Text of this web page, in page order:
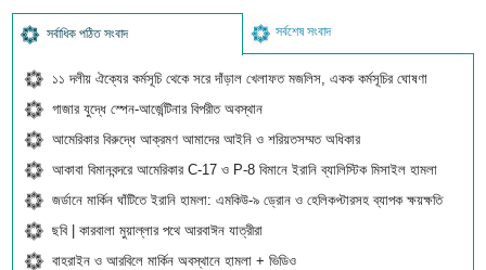
সর্বাধিক পঠিত সংবাদ সর্বশেষ সংবাদ
১১ দলীয় ঐক্যের কর্মসূচি থেকে সরে দাঁড়াল খেলাফত মজলিস, একক কর্মসূচির ঘোষণা
গাজার যুদ্ধে স্পেন-আর্জেন্টিনার বিপরীত অবস্থান
আমেরিকার বিরুদ্ধে আক্রমণ আমাদের আইনি ও শরিয়তসম্মত অধিকার
আকাবা বিমানবন্দরে আমেরিকার C-17 ও P-8 বিমানে ইরানি ব্যালিস্টিক মিসাইল হামলা
জর্ডানে মার্কিন ঘাঁটিতে ইরানি হামলা: এমকিউ-৯ ড্রোন ও হেলিকপ্টারসহ ব্যাপক ক্ষয়ক্ষতি
ছবি | কারবালা মুয়াল্লার পথে আরবাঈন যাত্রীরা
বাহরাইন ও আরবিলে মার্কিন অবস্থানে হামলা + ভিডিও